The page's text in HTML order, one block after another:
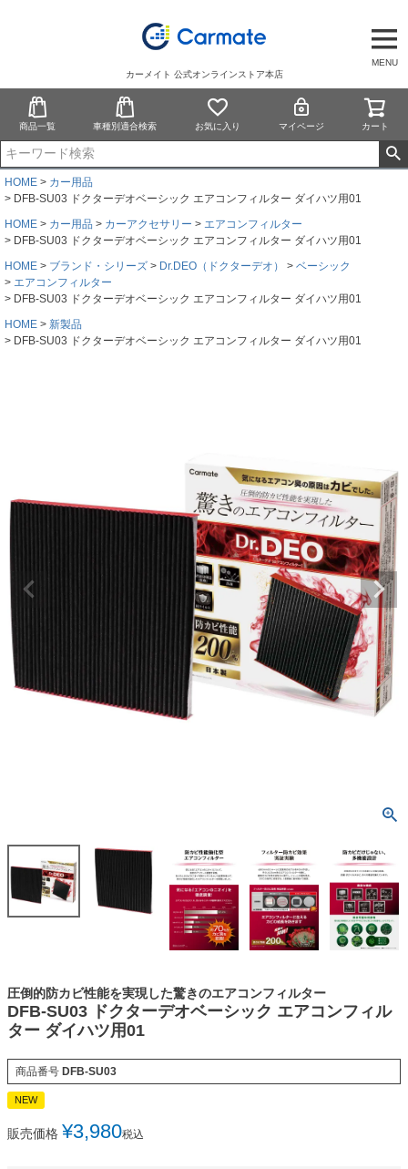
MENU
カーメイト 公式オンラインストア本店
商品一覧 車種別適合検索 お気に入り マイページ カート
HOME
カー用品
DFB-SU03 ドクターデオベーシック エアコンフィルター ダイハツ用01
HOME
カー用品 カーアクセサリー
エアコンフィルター
DFB-SU03 ドクターデオベーシック エアコンフィルター ダイハツ用01
HOME
ブランド・シリーズ Dr.DEO（ドクターデオ）
ベーシック
エアコンフィルター
DFB-SU03 ドクターデオベーシック エアコンフィルター ダイハツ用01
HOME
新製品
DFB-SU03 ドクターデオベーシック エアコンフィルター ダイハツ用01
圧倒的防カビ性能を実現した驚きのエアコンフィルター
DFB-SU03 ドクターデオベーシック エアコンフィル
ター ダイハツ用01
商品番号 DFB-SU03
NEW
販売価格 ¥3,980税込